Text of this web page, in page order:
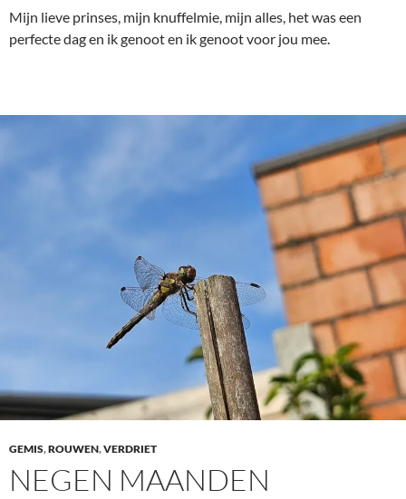
Mijn lieve prinses, mijn knuffelmie, mijn alles, het was een
perfecte dag en ik genoot en ik genoot voor jou mee.
GEMIS,ROUWEN,VERDRIET
NEGEN MAANDEN